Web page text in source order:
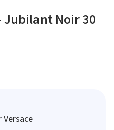
Jubilant Noir 30
Versace